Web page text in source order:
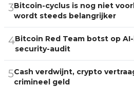
3Bitcoin-cyclus is nog niet voorbij, maar rente
wordt steeds belangrijker
4Bitcoin Red Team botst op
security-audit
5Cash verdwijnt, crypto
crimineel geld